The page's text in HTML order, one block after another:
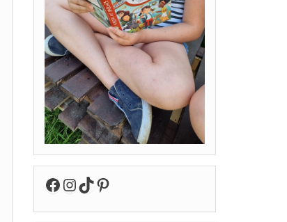
Facebook
Instagram
TikTok
Pinterest